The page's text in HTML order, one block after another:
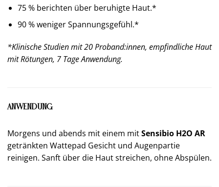
75 % berichten über beruhigte Haut.*
90 % weniger Spannungsgefühl.*
*Klinische Studien mit 20 Proband:innen, empfindliche Haut
mit Rötungen, 7 Tage Anwendung.
ANWENDUNG
Morgens und abends mit einem mitSensibio H2O AR
getränkten Wattepad Gesicht und Augenpartie
reinigen. Sanft über die Haut streichen, ohne Abspülen.